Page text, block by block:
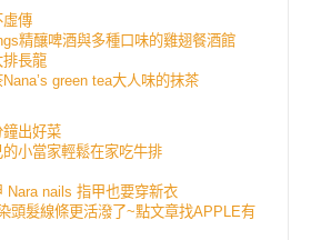
虛傳
精釀啤酒與多種口味的雞翅餐酒館
排長龍
green tea大人味的抹茶
出好菜
小當家輕鬆在家吃牛排
Nara nails 指甲也要穿新衣
頭髮線條更活潑了~點文章找APPLE有